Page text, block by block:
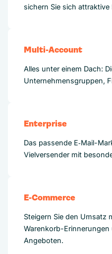
sichern Sie sich attraktive
Multi-Account
Alles unter einem Dach:
Unternehmensgruppen,
Enterprise
Das passende E‑Mail-
Vielversender mit
E-Commerce
Steigern Sie den Umsatz
Warenkorb-
Angeboten.